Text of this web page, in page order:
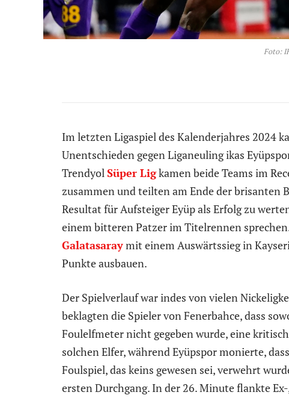
Foto:
Im letzten Ligaspiel des Kalenderjahres 2024
Unentschieden gegen Liganeuling ikas
Trendyol Süper Ligkamen beide Teams im
zusammen und teilten am Ende der brisanten
Resultat für Aufsteiger Eyüp als Erfolg zu
einem bitteren Patzer im Titelrennen
Galatasaraymit einem Auswärtssieg in
Punkte ausbauen.
Der Spielverlauf war indes von vielen
beklagten die Spieler von Fenerbahce, dass
Foulelfmeter nicht gegeben wurde, eine
solchen Elfer, während Eyüpspor monierte,
Foulspiel, das keins gewesen sei, verwehrt
ersten Durchgang. In der 26. Minute flankte